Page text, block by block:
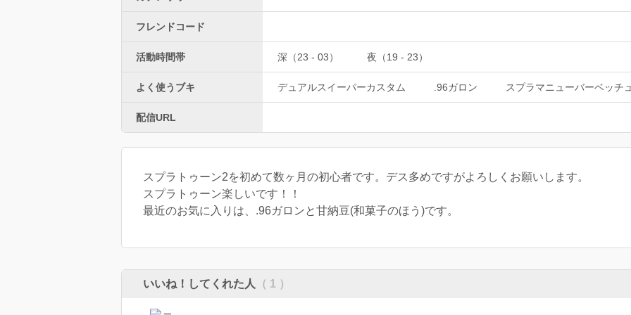
フレンドコード
活動時間帯 深（23 - 03） 夜（19 - 23）
よく使うブキ デュアルスイーパーカスタム .96ガロン スプラマニューバーベッチ
配信URL
スプラトゥーン2を初めて数ヶ月の初心者です。デス多めですがよろしくお願いします。
スプラトゥーン楽しいです！！
最近のお気に入りは、.96ガロンと甘納豆(和菓子のほう)です。
いいね！してくれた人 （ 1 ）